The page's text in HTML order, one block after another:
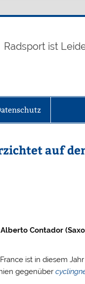
Radsport ist
auf
Contador
ist in diesem
gegenüber